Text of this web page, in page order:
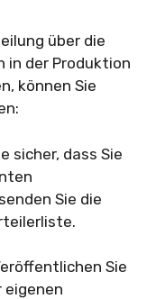
über die
in der Produktion
können Sie
sicher, dass Sie
Sie die
Sie
eigenen